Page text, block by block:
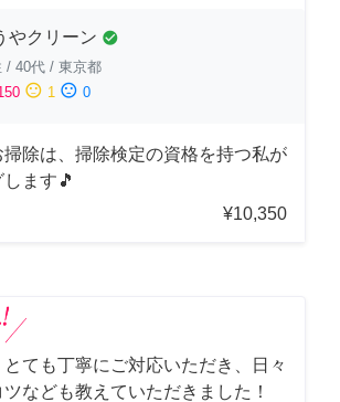
やクリーン check_circle
/ 40代 / 東京都
sentiment_neutral 1 sentiment_dissatisfied 0
除は、掃除検定の資格を持つ私が
ます🎵
¥10,350
ても丁寧にご対応いただき、日々
なども教えていただきました！